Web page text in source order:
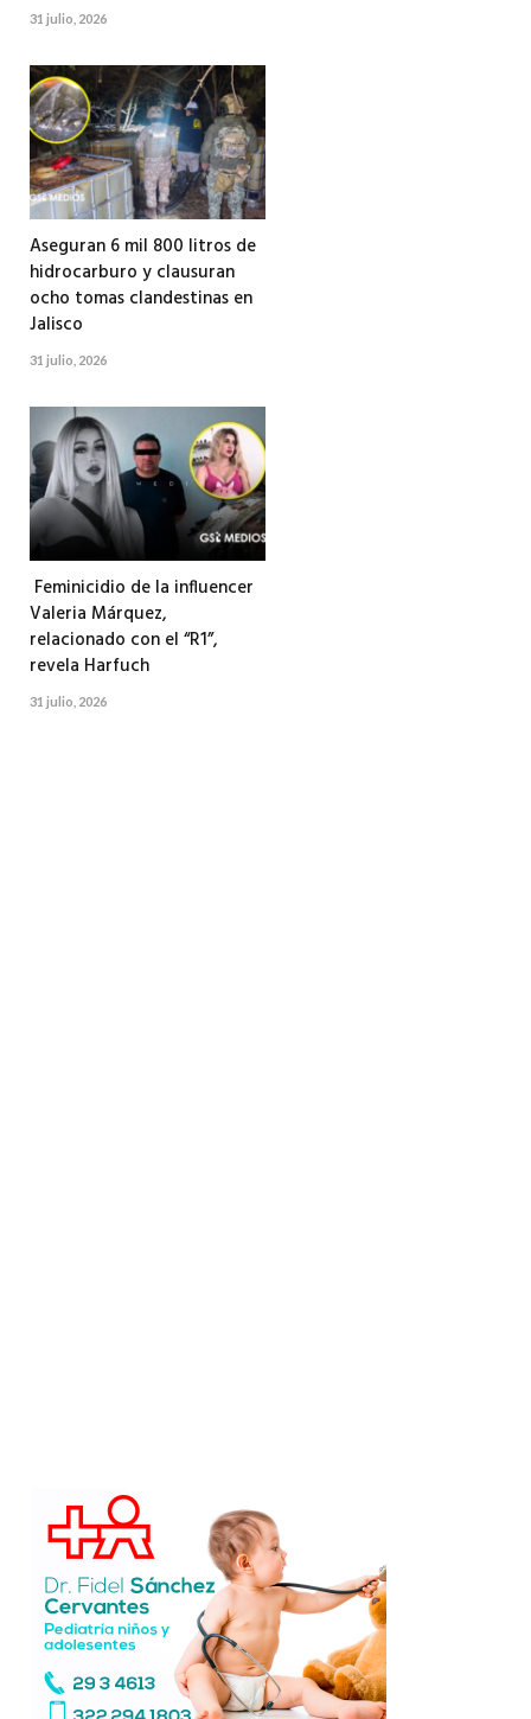
31 julio, 2026
Aseguran 6 mil 800 litros de
hidrocarburo y clausuran
ocho tomas clandestinas en
Jalisco
31 julio, 2026
Feminicidio de la influencer
Valeria Márquez,
relacionado con el “R1”,
revela Harfuch
31 julio, 2026